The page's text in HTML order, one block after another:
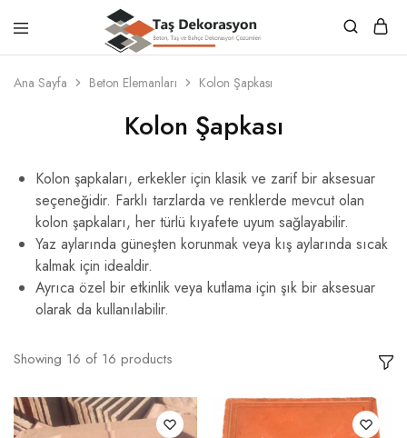
Taş
Dekorasyon
Beton,
Taş
ve
Dekorasyon
Ana Sayfa Beton Elemanları Kolon Şapkası
Kolon Şapkası
Kolon şapkaları, erkekler için klasik ve zarif bir aksesuar
seçeneğidir. Farklı tarzlarda ve renklerde mevcut olan
kolon şapkaları, her türlü kıyafete uyum sağlayabilir.
Yaz aylarında güneşten korunmak veya kış aylarında sıcak
kalmak için idealdir.
Ayrıca özel bir etkinlik veya kutlama için şık bir aksesuar
olarak da kullanılabilir.
Showing 16 of 16 products